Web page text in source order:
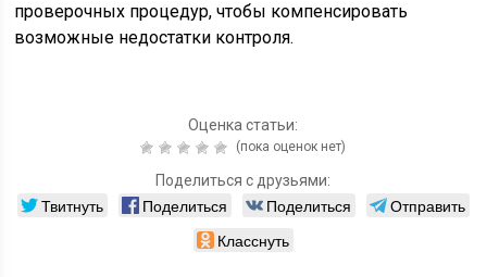
проверочных процедур, чтобы компенсировать
возможные недостатки контроля.
Оценка статьи:
(пока оценок нет)
Поделиться с друзьями:
Твитнуть Поделиться Поделиться
Отправить
Класснуть